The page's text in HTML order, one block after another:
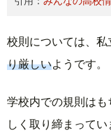
校則については、私
り厳しいようです。
学校内での規則は
しく取り締まってい